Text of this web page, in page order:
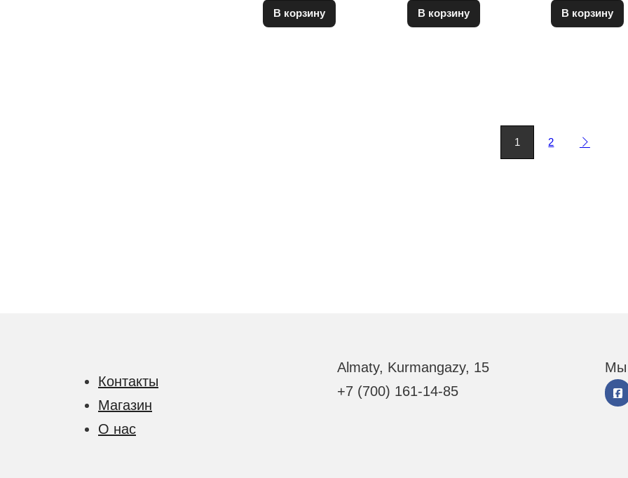
В корзину Этот товар имеет несколько вариаций. Опции можно
В корзину Этот товар имеет несколько
В корзину
1 2
Контакты
Магазин
О нас
Almaty, Kurmangazy, 15
+7 (700) 161-14-85
Мы